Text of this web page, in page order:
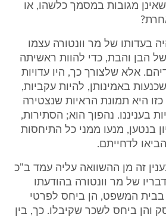
מגובות במסמך כלשהו, או
בעדותו של מר וונטורה עצמו
הבן והבת, כדי להוות ראשיתה
אלא שלצורך כך, היו עדויות
באמינותן, להיות עקביות,
היא תמונת הראיות שנצטירה
בעניננו. נהפוך הוא; הסתירות,
בנטען, מנעו ממני כל התיחסות
לדחייתם.
זה מן ההשוואה עליה עמד ב"כ
של מר וונטורה בהודעתו
בבית המשפט, הן ביחס לפרטי
והן ביחס לשכר שקיבלו. כך, בין